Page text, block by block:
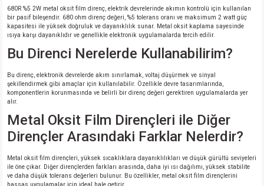
680R %5 2W metal oksit film direnç, elektrik devrelerinde akımın kontrolü için kullanılan
bir pasif bileşendir. 680 ohm direnç değeri, %5 tolerans oranı ve maksimum 2 watt güç
kapasitesi ile yüksek doğruluk ve dayanıklılık sunar. Metal oksit kaplama sayesinde
ısıya karşı dayanıklıdır ve genellikle elektronik uygulamalarda tercih edilir.
Bu Direnci Nerelerde Kullanabilirim?
Bu direnç, elektronik devrelerde akım sınırlamak, voltaj düşürmek ve sinyal
şekillendirmek gibi amaçlar için kullanılabilir. Özellikle devre tasarımlarında,
komponentlerin korunmasında ve belirli bir direnç değeri gerektiren uygulamalarda yer
alır.
Metal Oksit Film Dirençleri ile Diğer
Dirençler Arasındaki Farklar Nelerdir?
Metal oksit film dirençleri, yüksek sıcaklıklara dayanıklılıkları ve düşük gürültü seviyeleri
ile öne çıkar. Diğer dirençlerden farkları arasında, daha iyi ısı dağılımı, yüksek stabilite
ve daha düşük tolerans değerleri bulunur. Bu özellikler, metal oksit film dirençlerini
hassas uygulamalar için ideal hale getirir.